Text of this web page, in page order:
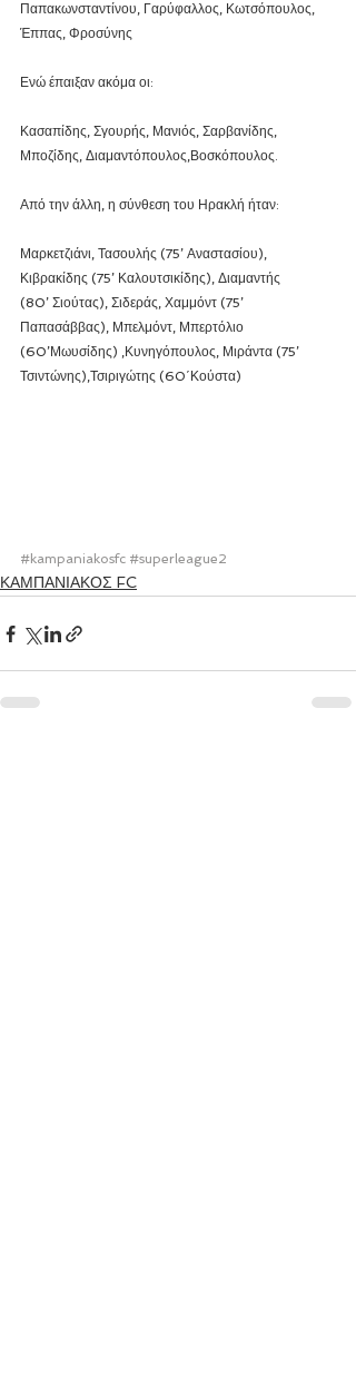
Παπακωνσταντίνου, Γαρύφαλλος, Κωτσόπουλος,
Έππας, Φροσύνης
Ενώ έπαιξαν ακόμα οι:
Κασαπίδης, Σγουρής, Μανιός, Σαρβανίδης,
Μποζίδης, Διαμαντόπουλος,Βοσκόπουλος.
Από την άλλη, η σύνθεση του Ηρακλή ήταν:
Μαρκετζιάνι, Τασουλής (75’ Αναστασίου),
Κιβρακίδης (75’ Καλουτσικίδης), Διαμαντής
(80’ Σιούτας), Σιδεράς, Χαμμόντ (75’
Παπασάββας), Μπελμόντ, Μπερτόλιο
(60’Μωυσίδης) ,Κυνηγόπουλος, Μιράντα (75’
Τσιντώνης),Τσιριγώτης (60΄Κούστα)
#kampaniakosfc #superleague2
ΚΑΜΠΑΝΙΑΚΟΣ FC